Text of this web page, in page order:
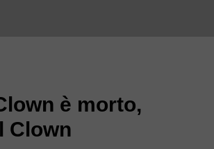
è morto,
Clown